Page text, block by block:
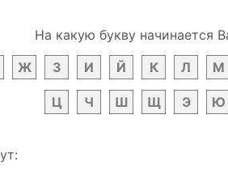
На какую букву начинается
Ж З И Й К Л М
Ц Ч Ш Щ Э Ю